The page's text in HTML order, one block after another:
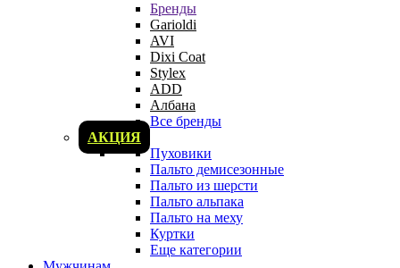
Бренды
Garioldi
AVI
Dixi Coat
Stylex
ADD
Албана
Все бренды
АКЦИЯ
Пуховики
Пальто демисезонные
Пальто из шерсти
Пальто альпака
Пальто на меху
Куртки
Еще категории